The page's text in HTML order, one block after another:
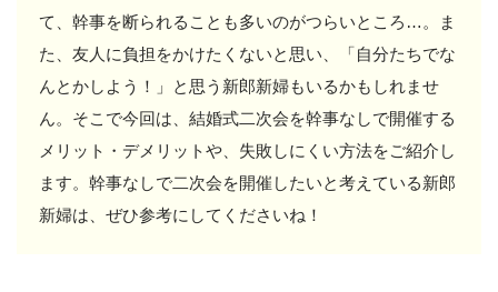
て、幹事を断られることも多いのがつらいところ…。ま
た、友人に負担をかけたくないと思い、「自分たちでな
んとかしよう！」と思う新郎新婦もいるかもしれませ
ん。そこで今回は、結婚式二次会を幹事なしで開催する
メリット・デメリットや、失敗しにくい方法をご紹介し
ます。幹事なしで二次会を開催したいと考えている新郎
新婦は、ぜひ参考にしてくださいね！